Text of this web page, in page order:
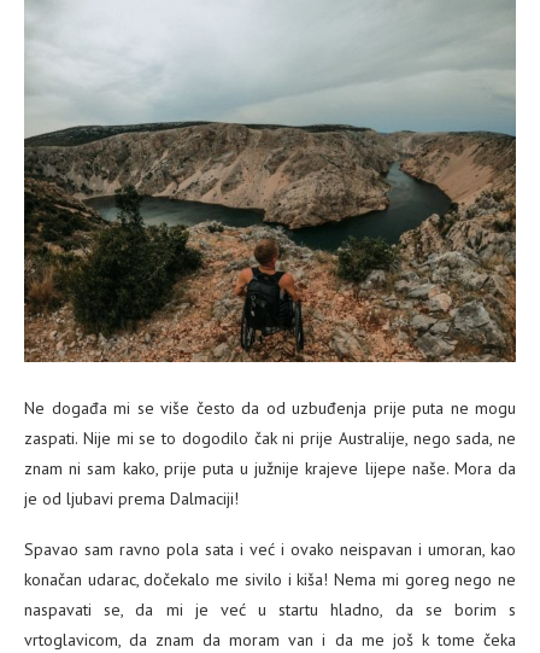
Ne događa mi se više često da od uzbuđenja prije puta ne mogu
zaspati. Nije mi se to dogodilo čak ni prije Australije, nego sada, ne
znam ni sam kako, prije puta u južnije krajeve lijepe naše. Mora da
je od ljubavi prema Dalmaciji!
Spavao sam ravno pola sata i već i ovako neispavan i umoran, kao
konačan udarac, dočekalo me sivilo i kiša! Nema mi goreg nego ne
naspavati se, da mi je već u startu hladno, da se borim s
vrtoglavicom, da znam da moram van i da me još k tome čeka